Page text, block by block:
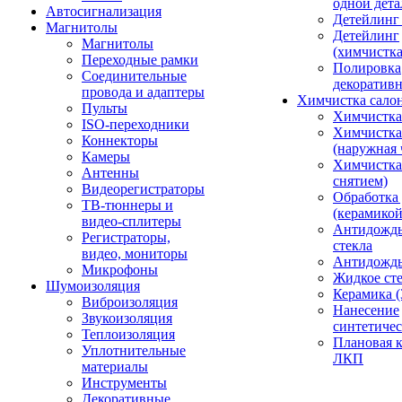
Автосигнализация
Магнитолы
Магнитолы
Переходные рамки
Соединительные
провода и адаптеры
Пульты
ISO-переходники
Коннекторы
Камеры
Антенны
Видеорегистраторы
ТВ-тюннеры и
видео-сплитеры
Регистраторы,
видео, мониторы
Микрофоны
Шумоизоляция
Виброизоляция
Звукоизоляция
Теплоизоляция
Уплотнительные
материалы
Инструменты
Декоративные
одной
Детейлинг
Полировка
Химчистка
(наружная
снятием)
Обработка
стекла
Жидкое
Керамика
Нанесение
Плановая
ЛКП